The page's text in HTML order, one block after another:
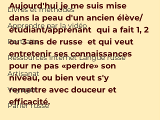
Livres et méthodes
Apprendre par la vidéo
Portraits
Ressources Internet Langue russe
Artisanat
Voyager
Parler russe
Aujourd'hui je me suis mise
dans la peau d'un ancien élève/
étudiant/apprenant  qui a fait 1, 2
ou 3 ans de russe  et qui veut
entretenir ses connaissances
pour ne pas «perdre» son
niveau, ou bien veut s'y
remettre avec douceur et
efficacité.